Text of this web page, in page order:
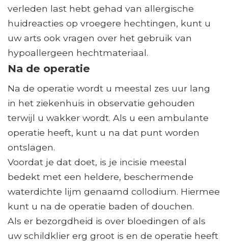
verleden last hebt gehad van allergische
huidreacties op vroegere hechtingen, kunt u
uw arts ook vragen over het gebruik van
hypoallergeen hechtmateriaal.
Na de operatie
Na de operatie wordt u meestal zes uur lang
in het ziekenhuis in observatie gehouden
terwijl u wakker wordt. Als u een ambulante
operatie heeft, kunt u na dat punt worden
ontslagen.
Voordat je dat doet, is je incisie meestal
bedekt met een heldere, beschermende
waterdichte lijm genaamd collodium. Hiermee
kunt u na de operatie baden of douchen.
Als er bezorgdheid is over bloedingen of als
uw schildklier erg groot is en de operatie heeft